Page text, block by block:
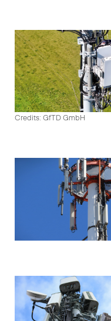
Credits: GfTD GmbH